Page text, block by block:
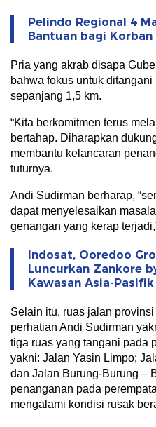
Pelindo Regional 4
Bantuan bagi
Pria yang akrab disapa
bahwa fokus untuk
sepanjang 1,5 km.
“Kita berkomitmen terus
bertahap. Diharapkan
membantu kelancaran
tuturnya.
Andi Sudirman berharap,
dapat menyelesaikan
genangan yang kerap
Indosat, Ooredoo
Luncurkan Zankore
Kawasan Asia-
Selain itu, ruas jalan
perhatian Andi Sudirman
tiga ruas yang tangani pada
yakni: Jalan Yasin Limpo;
dan Jalan Burung-Burung –
penanganan pada
mengalami kondisi rusak